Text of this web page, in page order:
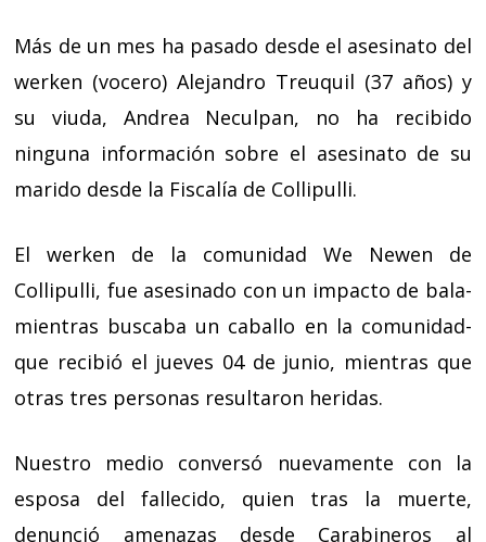
Más de un mes ha pasado desde el asesinato del
werken (vocero) Alejandro Treuquil (37 años) y
su viuda, Andrea Neculpan, no ha recibido
ninguna información sobre el asesinato de su
marido desde la Fiscalía de Collipulli.
El werken de la comunidad We Newen de
Collipulli, fue asesinado con un impacto de bala-
mientras buscaba un caballo en la comunidad-
que recibió el jueves 04 de junio, mientras que
otras tres personas resultaron heridas.
Nuestro medio conversó nuevamente con la
esposa del fallecido, quien tras la muerte,
denunció amenazas desde Carabineros al